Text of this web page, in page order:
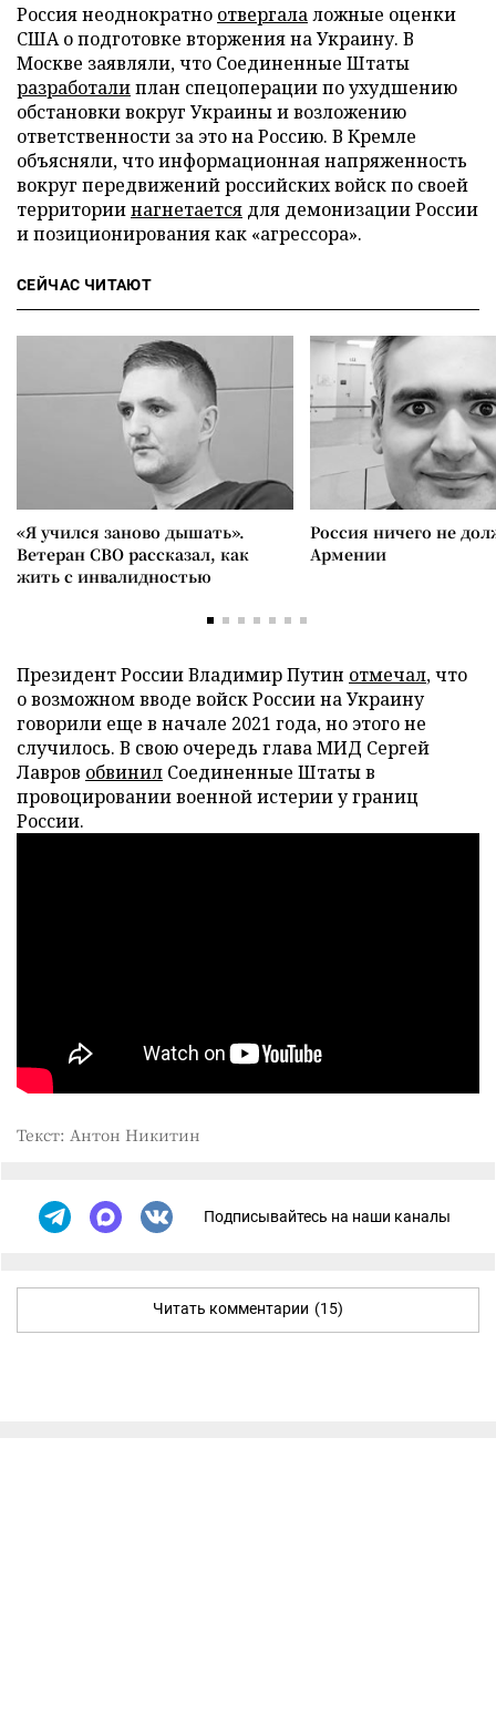
Россия неоднократно отвергалаложные оценки
США о подготовке вторжения на Украину. В
Москве заявляли, что Соединенные Штаты
разработалиплан спецоперации по ухудшению
обстановки вокруг Украины и возложению
ответственности за это на Россию. В Кремле
объясняли, что информационная напряженность
вокруг передвижений российских войск по своей
территориинагнетается для демонизации России
и позиционирования как «агрессора».
СЕЙЧАС ЧИТАЮТ
«Я учился заново дышать».
Ветеран СВО рассказал, как
жить с инвалидностью
Россия ничего не
Армении
Президент России Владимир Путин отмечал, что
о возможном вводе войск России на Украину
говорили еще в начале 2021 года, но этого не
случилось. В свою очередь глава МИД Сергей
Лавров обвинил Соединенные Штаты в
провоцировании военной истерии у границ
России.
Текст: Антон Никитин
Подписывайтесь на наши каналы
Читать комментарии (15)